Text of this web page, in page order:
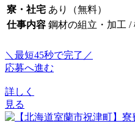
寮・社宅 あり（無料）
仕事内容 鋼材の組立・加工 /
＼最短45秒で完了／
応募へ進む
詳しく
見る